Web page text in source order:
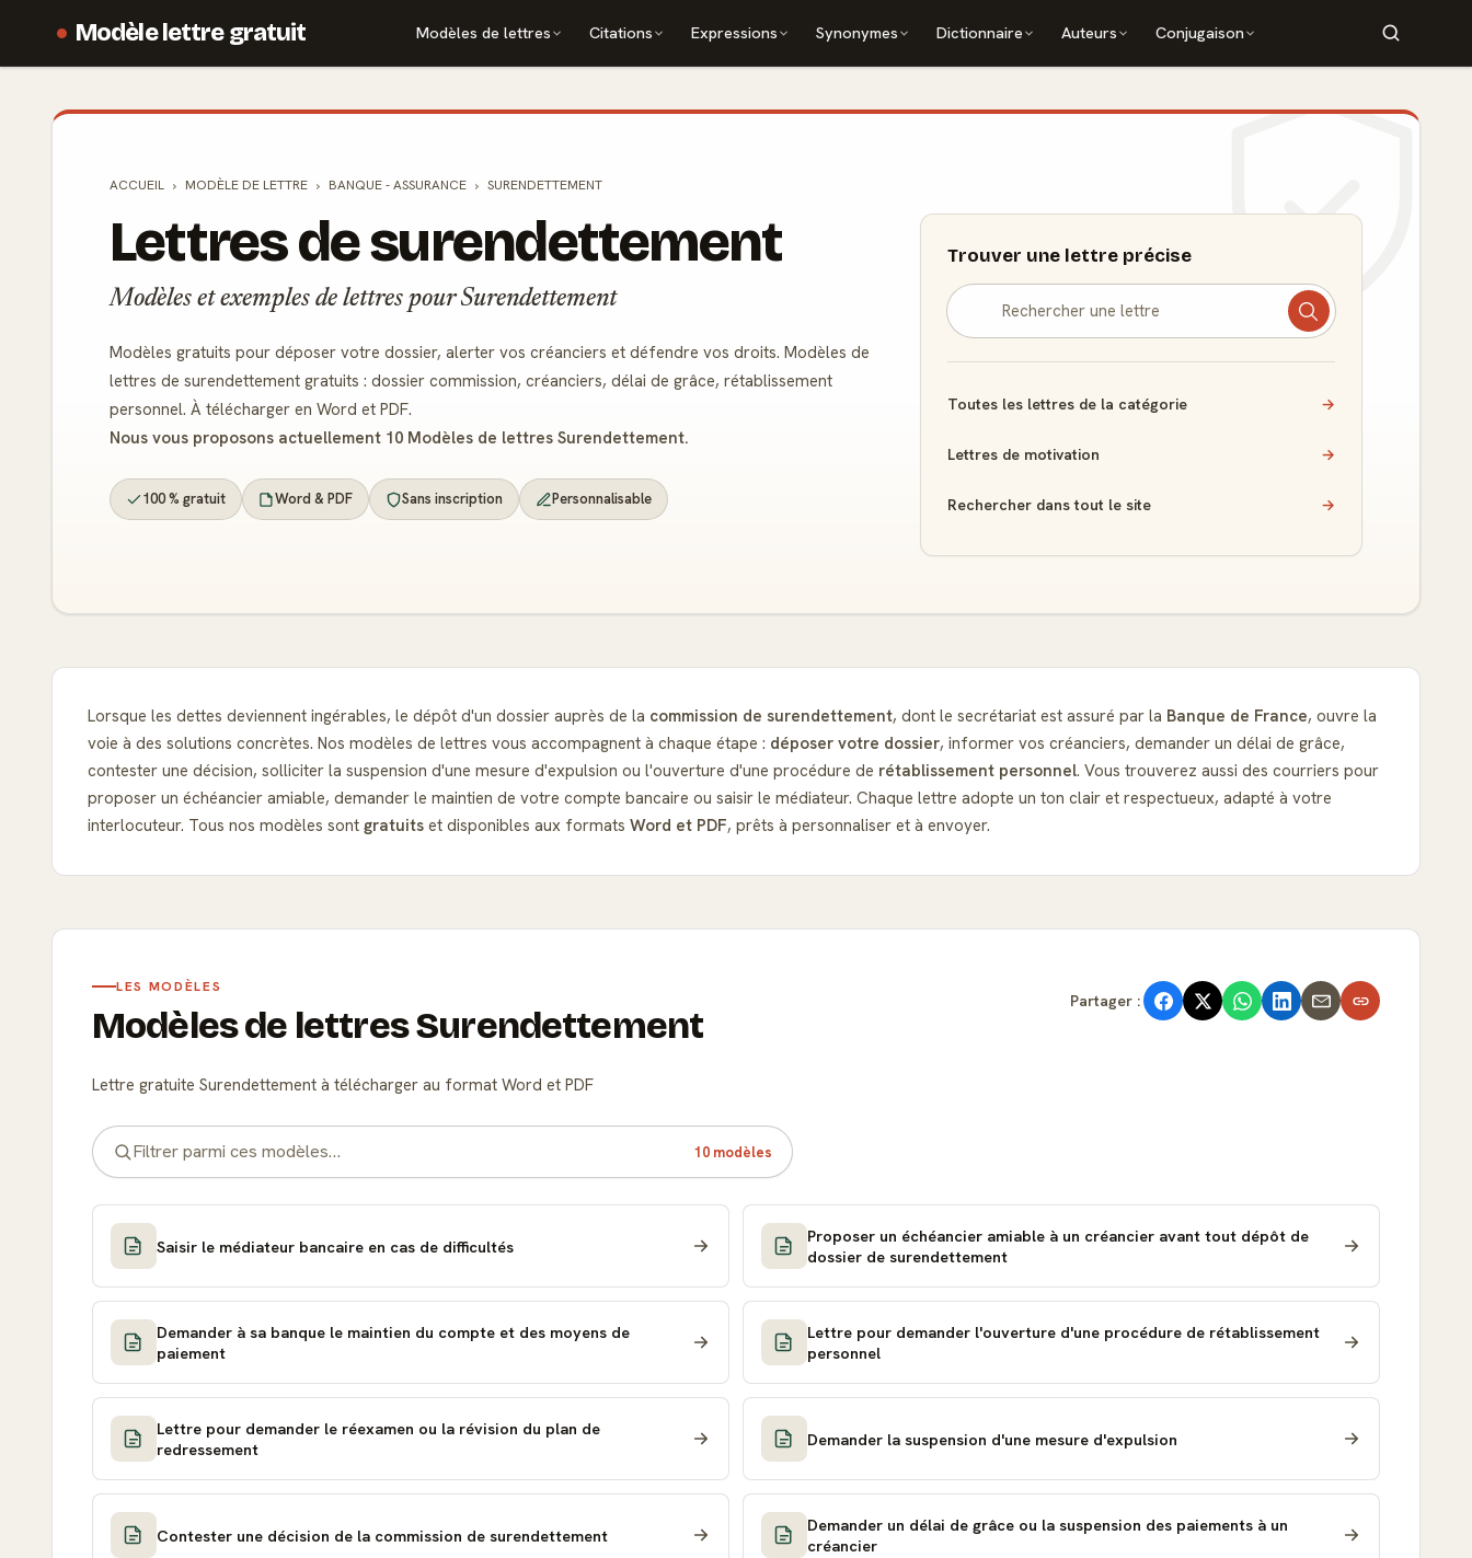
Modèle lettre gratuit Modèles de lettres Citations Expressions Synonymes Dictionnaire Auteurs Conjugaison
ACCUEIL MODÈLE DE LETTRE BANQUE - ASSURANCE SURENDETTEMENT
Lettres de surendettement
Modèles et exemples de lettres pour Surendettement
Modèles gratuits pour déposer votre dossier, alerter vos créanciers et défendre vos droits. Modèles de
lettres de surendettement gratuits : dossier commission, créanciers, délai de grâce, rétablissement
personnel. À télécharger en Word et PDF.
Nous vous proposons actuellement 10 Modèles de lettres Surendettement.
100 % gratuit Word & PDF Sans inscription Personnalisable
Trouver une lettre précise
Toutes les lettres de la catégorie →
Lettres de motivation →
Rechercher dans tout le site →
Lorsque les dettes deviennent ingérables, le dépôt d'un dossier auprès de la commission de surendettement, dont le secrétariat est assuré par la Banque de France, ouvre la
voie à des solutions concrètes. Nos modèles de lettres vous accompagnent à chaque étape : déposer votre dossier, informer vos créanciers, demander un délai de grâce,
contester une décision, solliciter la suspension d'une mesure d'expulsion ou l'ouverture d'une procédure de rétablissement personnel. Vous trouverez aussi des courriers pour
proposer un échéancier amiable, demander le maintien de votre compte bancaire ou saisir le médiateur. Chaque lettre adopte un ton clair et respectueux, adapté à votre
interlocuteur. Tous nos modèles sont gratuits et disponibles aux formats Word et PDF, prêts à personnaliser et à envoyer.
LES MODÈLES
Modèles de lettres Surendettement
Partager :
Lettre gratuite Surendettement à télécharger au format Word et PDF
10 modèles
Saisir le médiateur bancaire en cas de difficultés
Proposer un échéancier amiable à un créancier avant tout dépôt de
dossier de surendettement
Demander à sa banque le maintien du compte et des moyens de
paiement
Lettre pour demander l'ouverture d'une procédure de rétablissement
personnel
Lettre pour demander le réexamen ou la révision du plan de
redressement
Demander la suspension d'une mesure d'expulsion
Contester une décision de la commission de surendettement
Demander un délai de grâce ou la suspension des paiements à un
créancier